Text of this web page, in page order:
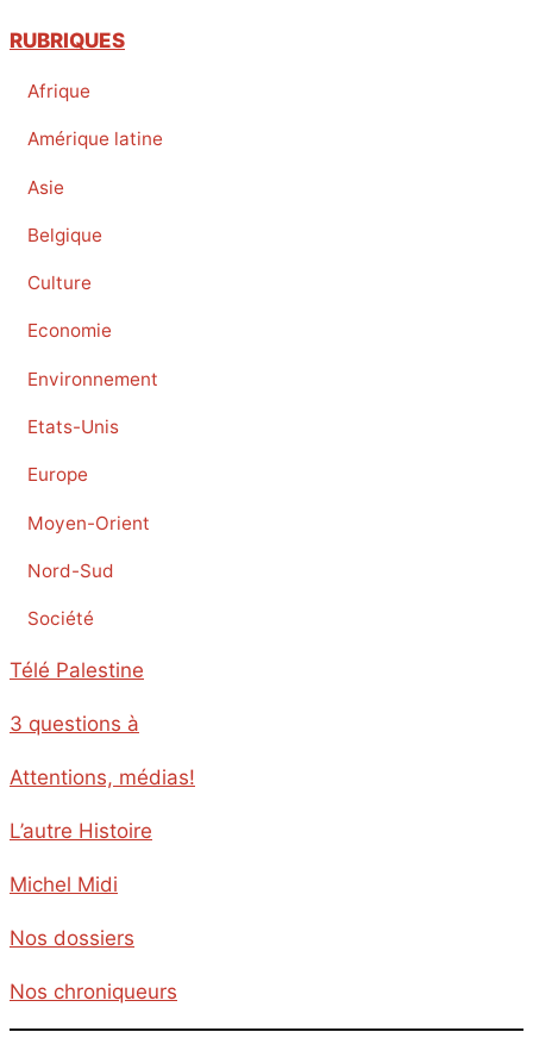
RUBRIQUES
Afrique
Amérique latine
Asie
Belgique
Culture
Economie
Environnement
Etats-Unis
Europe
Moyen-Orient
Nord-Sud
Société
Télé Palestine
3 questions à
Attentions, médias!
L’autre Histoire
Michel Midi
Nos dossiers
Nos chroniqueurs